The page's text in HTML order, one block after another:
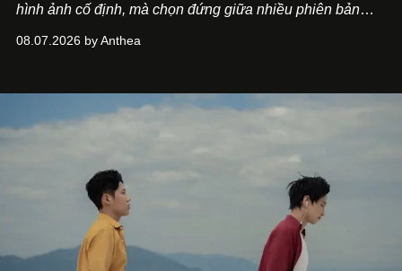
hình ảnh cố định, mà chọn đứng giữa nhiều phiên bản
một bộ suit lụa - như một cách "take the risk" khác, ngoài
08.07.2026 by Anthea